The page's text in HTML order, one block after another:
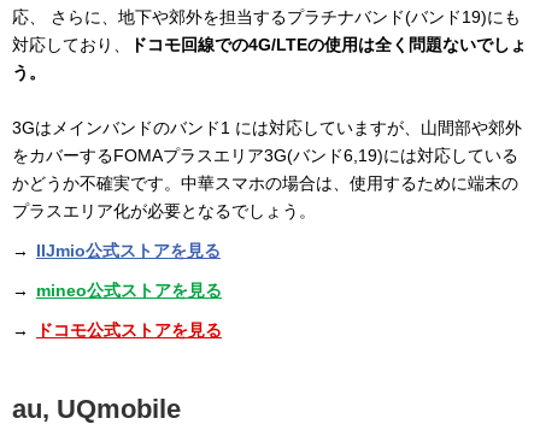
応、 さらに、地下や郊外を担当するプラチナバンド(バンド19)にも
対応しており、
ドコモ回線での4G/LTEの使用は全く問題ないでしょ
う。
3Gはメインバンドのバンド1 には対応していますが、山間部や郊外
をカバーするFOMAプラスエリア3G(バンド6,19)には対応している
かどうか不確実です。中華スマホの場合は、使用するために端末の
プラスエリア化が必要となるでしょう。
→ IIJmio公式ストアを見る
→ mineo公式ストアを見る
→ ドコモ公式ストアを見る
au, UQmobile